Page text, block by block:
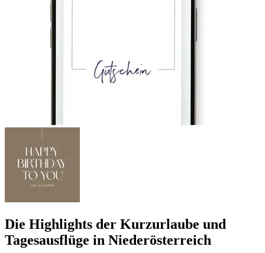
Die Highlights der Kurzurlaube und
Tagesausflüge in Niederösterreich